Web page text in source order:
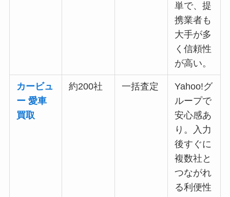
単で、提
携業者も
大手が多
く信頼性
が高い。
カービュ
ー 愛車
買取
約200社 一括査定
Yahoo!グ
ループで
安心感あ
り。入力
後すぐに
複数社と
つながれ
る利便性